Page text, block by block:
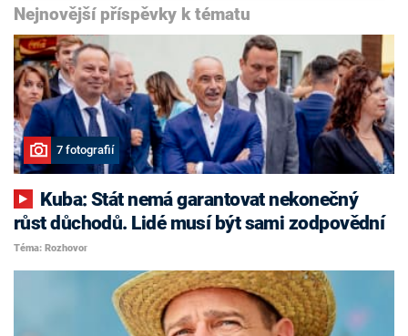
Nejnovější příspěvky k tématu
7 fotografií
růst důchodů. Lidé musí být sami zodpovědní
Téma: Rozhovor